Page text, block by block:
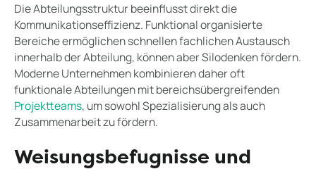
Die Abteilungsstruktur beeinflusst direkt die
Kommunikationseffizienz. Funktional organisierte
Bereiche ermöglichen schnellen fachlichen Austausch
innerhalb der Abteilung, können aber Silodenken fördern.
Moderne Unternehmen kombinieren daher oft
funktionale Abteilungen mit bereichsübergreifenden
Projektteams, um sowohl Spezialisierung als auch
Zusammenarbeit zu fördern.
Weisungsbefugnisse und